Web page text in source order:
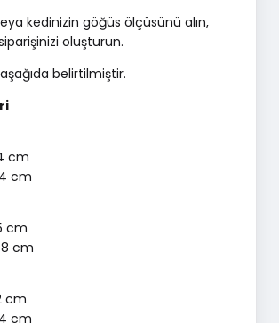
kedinizin göğüs ölçüsünü alın,
oluşturun.
belirtilmiştir.
cm
cm
cm
cm
cm
cm